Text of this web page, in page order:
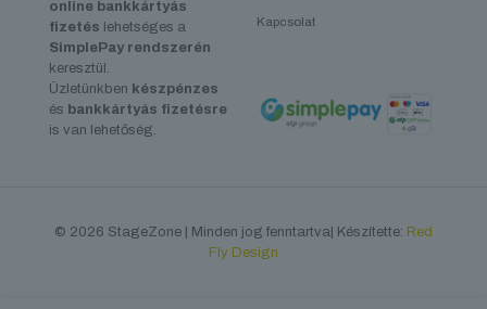
online bankkártyás
fizetés lehetséges a
SimplePay rendszerén
keresztül.
Üzletünkben készpénzes
és bankkártyás fizetésre
is van lehetőség.
Kapcsolat
© 2026 StageZone | Minden jog fenntartva| Készítette: Red
Fly Design